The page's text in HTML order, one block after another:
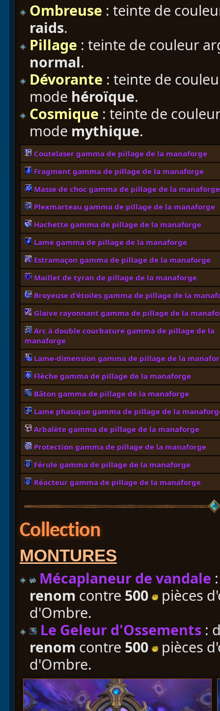
Ombreuse : teinte de
raids.
Pillage : teinte de couleur
normal.
Dévorante : teinte de
mode héroïque.
Cosmique : teinte de
mode mythique.
Coutelaser gamma de pillage de la manaforge
Fragment gamma de pillage de la manaforge
Masse de choc gamma de pillage de la manaforge
Plexmarteau gamma de pillage de la manaforge
Hachette gamma de pillage de la manaforge
Lame gamma de pillage de la manaforge
Estramaçon gamma de pillage de la manaforge
Maillet de tyran de pillage de la manaforge
Broyeuse d'étoiles gamma de pillage de la
Glaive rayonnant gamma de pillage de la
Arc à double courbature gamma de pillage de la
manaforge
Lame-dimension gamma de pillage de la
Flèche gamma de pillage de la manaforge
Bâton gamma de pillage de la manaforge
Lame phasique gamma de pillage de la
Arbalète gamma de pillage de la manaforge
Protection gamma de pillage de la manaforge
Férule gamma de pillage de la manaforge
Réacteur gamma de pillage de la manaforge
Collection
MONTURES
Mécaplaneur de vandale
renom contre 500
pièces
d'Ombre.
Le Geleur d'Ossements :
renom contre 500
pièces
d'Ombre.